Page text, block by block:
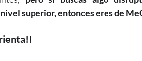
superior, entonces eres de